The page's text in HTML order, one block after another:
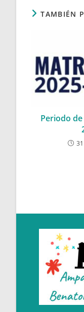
TAMBIÉN
Periodo